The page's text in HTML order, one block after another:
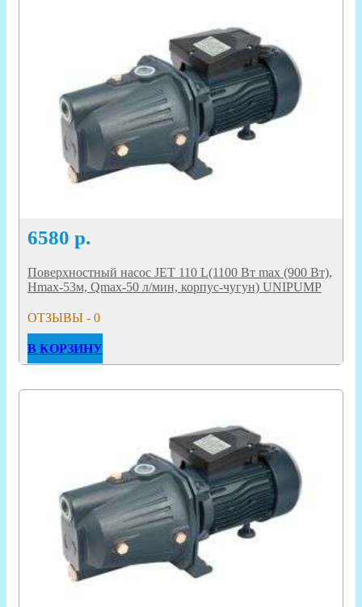
6580 р.
Поверхностный насос JET 110 L(1100 Вт max (900 Вт),
Hmax-53м, Qmax-50 л/мин, корпус-чугун) UNIPUMP
ОТЗЫВЫ - 0
В КОРЗИНУ